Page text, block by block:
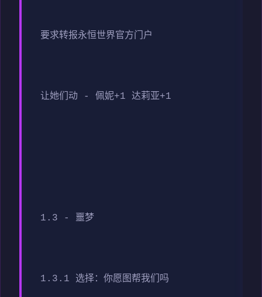
要求转报永恒世界官方门户
让她们动 - 佩妮+1 达莉亚+1
1.3 - 噩梦
1.3.1 选择：你愿图帮我们吗